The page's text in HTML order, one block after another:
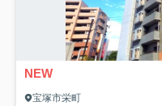
NEW
宝塚市栄町